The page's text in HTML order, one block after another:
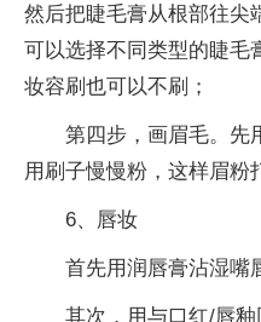
然后把睫毛膏从根部往尖
可以选择不同类型的睫毛
妆容刷也可以不刷；
第四步，画眉毛。先
用刷子慢慢粉，这样眉粉
6、唇妆
首先用润唇膏沾湿嘴
其次，用与口红/唇